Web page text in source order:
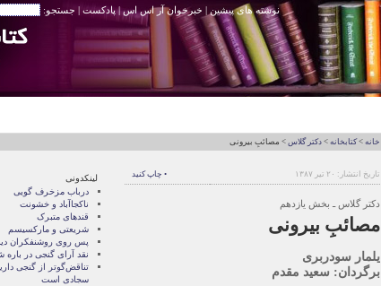
نوشته های پیشین | خبرخوان آر اس اس|پادکست | جستجو:
خانه >کتابخانه >دکتر گلاس > مصائبِ بیرونی
تاریخ انتشار: ۲۰ تیر ۱۳۸۷ • چاپ کنید
دکتر گلاس ـ بخش یازدهم
مصائبِ بیرونی
یلمار سودربری
برگردان: سعید مقدم
لینکدونی
درباب مزخرف گویی
ناکجاآباد و خشونت
قندهای متبرک
شریعتی و مارکسیسم
پس روی روشنفکران
نقد آرای گنجی در باره
تناقض‌گوتر از گنجی
سجادی است